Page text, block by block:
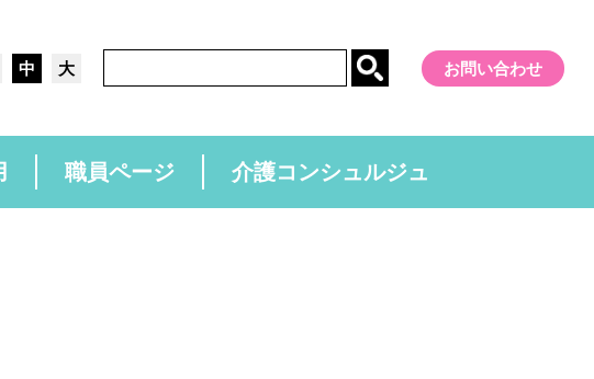
中 大 お問い合わせ
職員ページ 介護コンシュルジュ